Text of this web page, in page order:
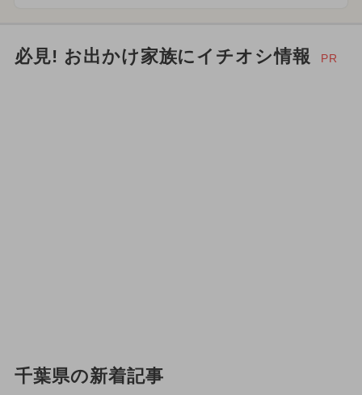
必見! お出かけ家族にイチオシ情報 PR
千葉県の新着記事